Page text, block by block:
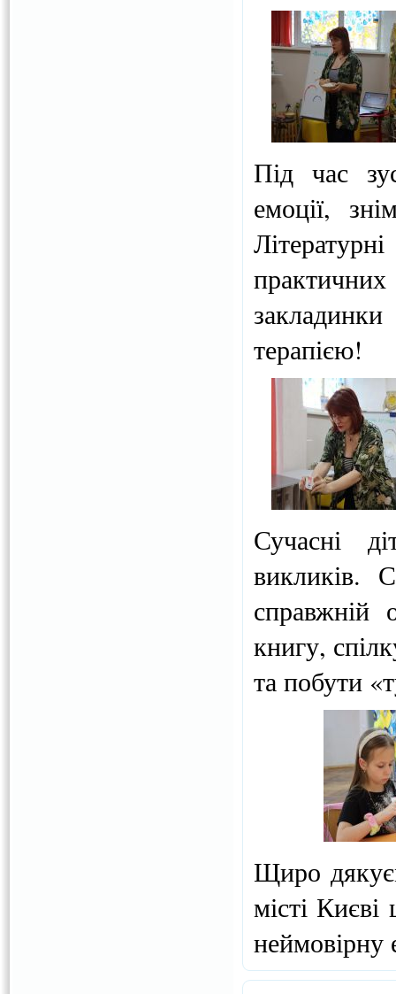
Під час
емоції,
терапією!
Сучасні
викликів.
справжній
книгу,
та побути
Щиро
місті
неймовірну